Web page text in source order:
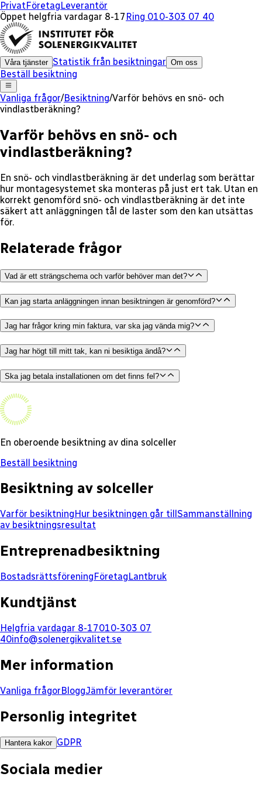
PrivatFöretagLeverantör
Öppet helgfria vardagar 8-17 Ring 010-303 07 40
Våra tjänster Statistik från besiktningar Om oss
Beställ besiktning
Vanliga frågor/Besiktning/Varför behövs en snö- och
vindlastberäkning?
Varför behövs en snö- och
vindlastberäkning?
En snö- och vindlastberäkning är det underlag som berättar
hur montagesystemet ska monteras på just ert tak. Utan en
korrekt genomförd snö- och vindlastberäkning är det inte
säkert att anläggningen tål de laster som den kan utsättas
för.
Relaterade frågor
Vad är ett strängschema och varför behöver man det?
Kan jag starta anläggningen innan besiktningen är genomförd?
Jag har frågor kring min faktura, var ska jag vända mig?
Jag har högt till mitt tak, kan ni besiktiga ändå?
Ska jag betala installationen om det finns fel?
En oberoende besiktning av dina solceller
Beställ besiktning
Besiktning av solceller
Varför besiktningHur besiktningen går till Sammanställning
av besiktningsresultat
Entreprenadbesiktning
BostadsrättsföreningFöretagLantbruk
Kundtjänst
Helgfria vardagar 8-17010-303 07
40info@solenergikvalitet.se
Mer information
Vanliga frågorBloggJämför leverantörer
Personlig integritet
Hantera kakor GDPR
Sociala medier